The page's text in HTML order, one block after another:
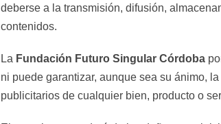
deberse a la transmisión, difusión,
contenidos.
La Fundación Futuro Singular Córdoba
ni puede garantizar, aunque sea su ánimo,
publicitarios de cualquier bien, producto o